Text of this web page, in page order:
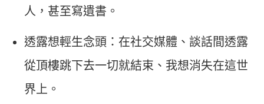
人，甚至寫遺書。
透露想輕生念頭：在社交媒體、談話間透露
從頂樓跳下去一切就結束、我想消失在這世
界上。